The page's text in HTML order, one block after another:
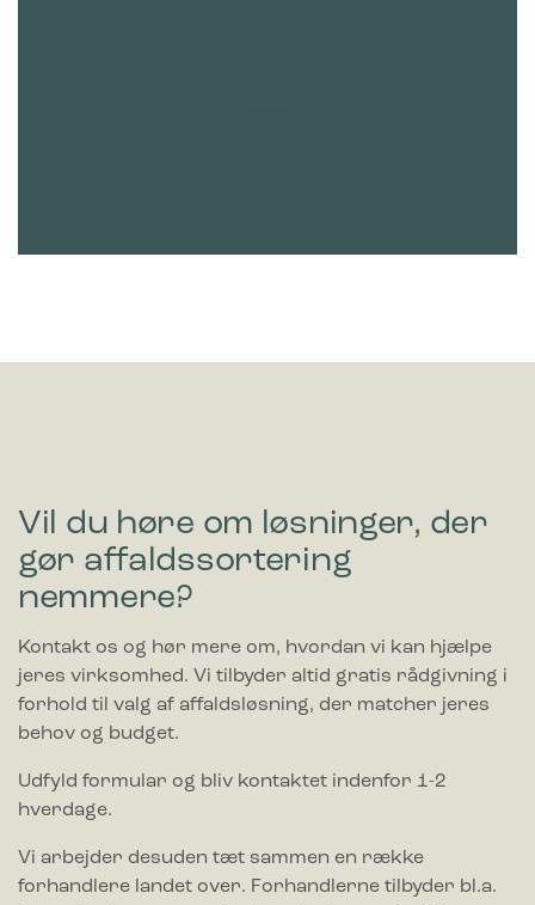
Vil du høre om løsninger, der
gør affaldssortering
nemmere?
Kontakt os og hør mere om, hvordan vi kan hjælpe
jeres virksomhed. Vi tilbyder altid gratis rådgivning i
forhold til valg af affaldsløsning, der matcher jeres
behov og budget.
Udfyld formular og bliv kontaktet indenfor 1-2
hverdage.
Vi arbejder desuden tæt sammen en række
forhandlere landet over. Forhandlerne tilbyder bl.a.